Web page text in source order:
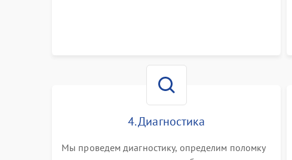
4. Диагностика
Мы проведем диагностику, определим поломку